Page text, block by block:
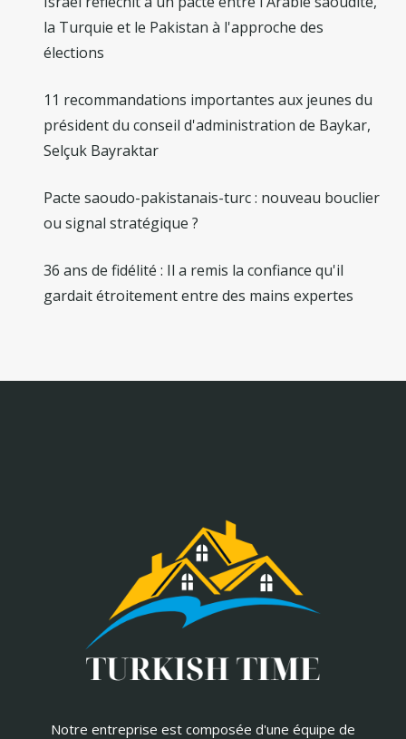
la Turquie et le Pakistan à l'approche des
élections
11 recommandations importantes aux jeunes du
président du conseil d'administration de Baykar,
Selçuk Bayraktar
Pacte saoudo-pakistanais-turc : nouveau bouclier
ou signal stratégique ?
36 ans de fidélité : Il a remis la confiance qu'il
gardait étroitement entre des mains expertes
Notre entreprise est composée d'une équipe de